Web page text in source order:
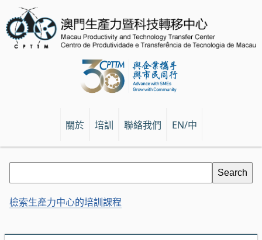
關於 培訓 聯絡我們 EN/中
檢索生產力中心的培訓課程